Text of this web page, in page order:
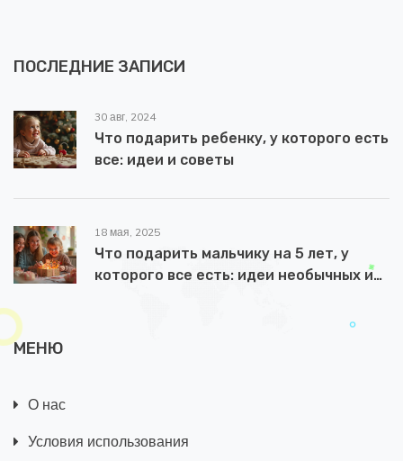
ПОСЛЕДНИЕ ЗАПИСИ
30 авг, 2024
Что подарить ребенку, у которого есть
все: идеи и советы
18 мая, 2025
Что подарить мальчику на 5 лет, у
которого все есть: идеи необычных и
МЕНЮ
О нас
Условия использования